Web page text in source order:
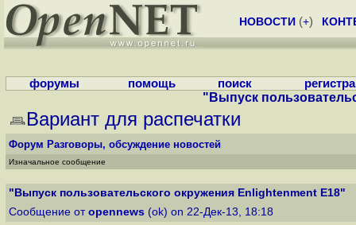
НОВОСТИ (+)
форумы помощь поиск
"Выпуск
Вариант для распечатки
Форум Разговоры, обсуждение новостей
Изначальное сообщение
"Выпуск пользовательского окружения Enlightenment E18"
Сообщение от opennews (ok) on 22-Дек-13, 18:18